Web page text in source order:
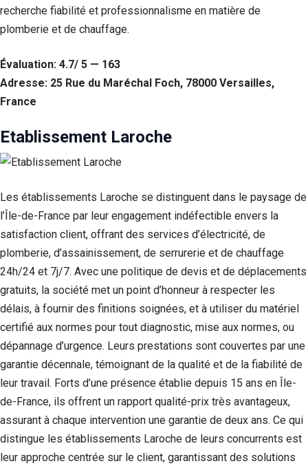
recherche fiabilité et professionnalisme en matière de
plomberie et de chauffage.
Évaluation: 4.7/ 5 — 163
Adresse: 25 Rue du Maréchal Foch, 78000 Versailles,
France
Etablissement Laroche
Les établissements Laroche se distinguent dans le paysage de
l’Île-de-France par leur engagement indéfectible envers la
satisfaction client, offrant des services d’électricité, de
plomberie, d’assainissement, de serrurerie et de chauffage
24h/24 et 7j/7. Avec une politique de devis et de déplacements
gratuits, la société met un point d’honneur à respecter les
délais, à fournir des finitions soignées, et à utiliser du matériel
certifié aux normes pour tout diagnostic, mise aux normes, ou
dépannage d’urgence. Leurs prestations sont couvertes par une
garantie décennale, témoignant de la qualité et de la fiabilité de
leur travail. Forts d’une présence établie depuis 15 ans en Île-
de-France, ils offrent un rapport qualité-prix très avantageux,
assurant à chaque intervention une garantie de deux ans. Ce qui
distingue les établissements Laroche de leurs concurrents est
leur approche centrée sur le client, garantissant des solutions
Nécessaire
Ces cookies ne
sont pas
sont
nécessaires au
du site Web.